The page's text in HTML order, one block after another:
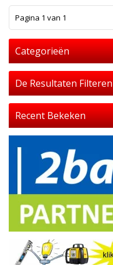
Pagina 1 van 1
Categorieën
De Resultaten Filteren
Recent Bekeken